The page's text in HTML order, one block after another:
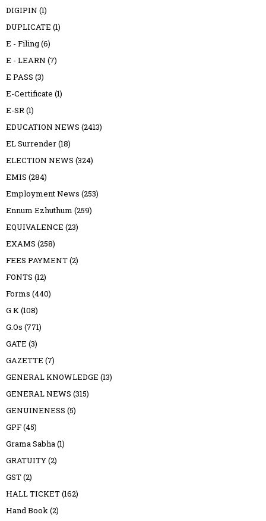
DIGIPIN (1)
DUPLICATE (1)
E - Filing(6)
E - LEARN (7)
E PASS (3)
E-Certificate (1)
E-SR(1)
EDUCATION NEWS (2413)
EL Surrender(18)
ELECTION NEWS (324)
EMIS (284)
Employment News (253)
Ennum Ezhuthum (259)
EQUIVALENCE (23)
EXAMS (258)
FEES PAYMENT(2)
FONTS (12)
Forms (440)
G K(108)
G.Os (771)
GATE (3)
GAZETTE (7)
GENERAL KNOWLEDGE (13)
GENERAL NEWS (315)
GENUINENESS (5)
GPF(45)
Grama Sabha(1)
GRATUITY(2)
GST(2)
HALL TICKET(162)
Hand Book(2)